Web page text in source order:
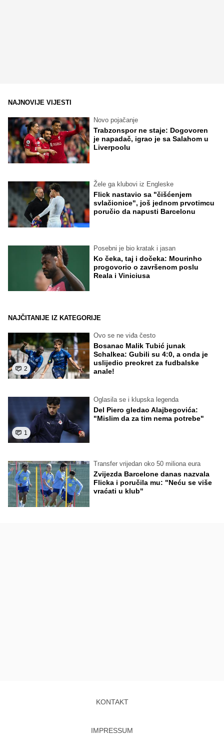
NAJNOVIJE VIJESTI
Novo pojačanje
Trabzonspor ne staje: Dogovoren
je napadač, igrao je sa Salahom u
Liverpoolu
Žele ga klubovi iz Engleske
Flick nastavio sa "čišćenjem
svlačionice", još jednom prvotimcu
poručio da napusti Barcelonu
Posebni je bio kratak i jasan
Ko čeka, taj i dočeka: Mourinho
progovorio o završenom poslu
Reala i Viniciusa
NAJČITANIJE IZ KATEGORIJE
2
Ovo se ne viđa često
Bosanac Malik Tubić junak
Schalkea: Gubili su 4:0, a onda je
uslijedio preokret za fudbalske
anale!
1
Oglasila se i klupska legenda
Del Piero gledao Alajbegovića:
"Mislim da za tim nema potrebe"
Transfer vrijedan oko 50 miliona eura
Zvijezda Barcelone danas nazvala
Flicka i poručila mu: "Neću se više
vraćati u klub"
KONTAKT
IMPRESSUM